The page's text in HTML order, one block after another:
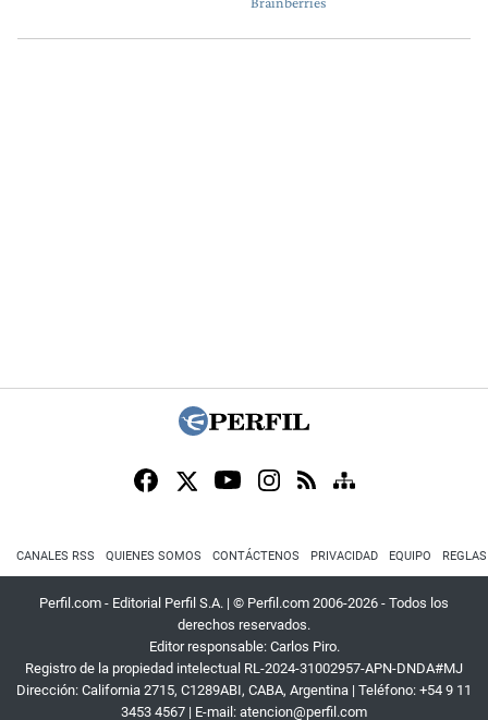
CANALES RSS QUIENES SOMOS CONTÁCTENOS PRIVACIDAD EQUIPO
Perfil.com - Editorial Perfil S.A. | © Perfil.com 2006-2026 - Todos los
derechos reservados.
Editor responsable: Carlos Piro.
Registro de la propiedad intelectual RL-2024-31002957-APN-DNDA#MJ
Dirección: California 2715, C1289ABI, CABA, Argentina | Teléfono: +54 9 11
3453 4567 | E-mail: atencion@perfil.com